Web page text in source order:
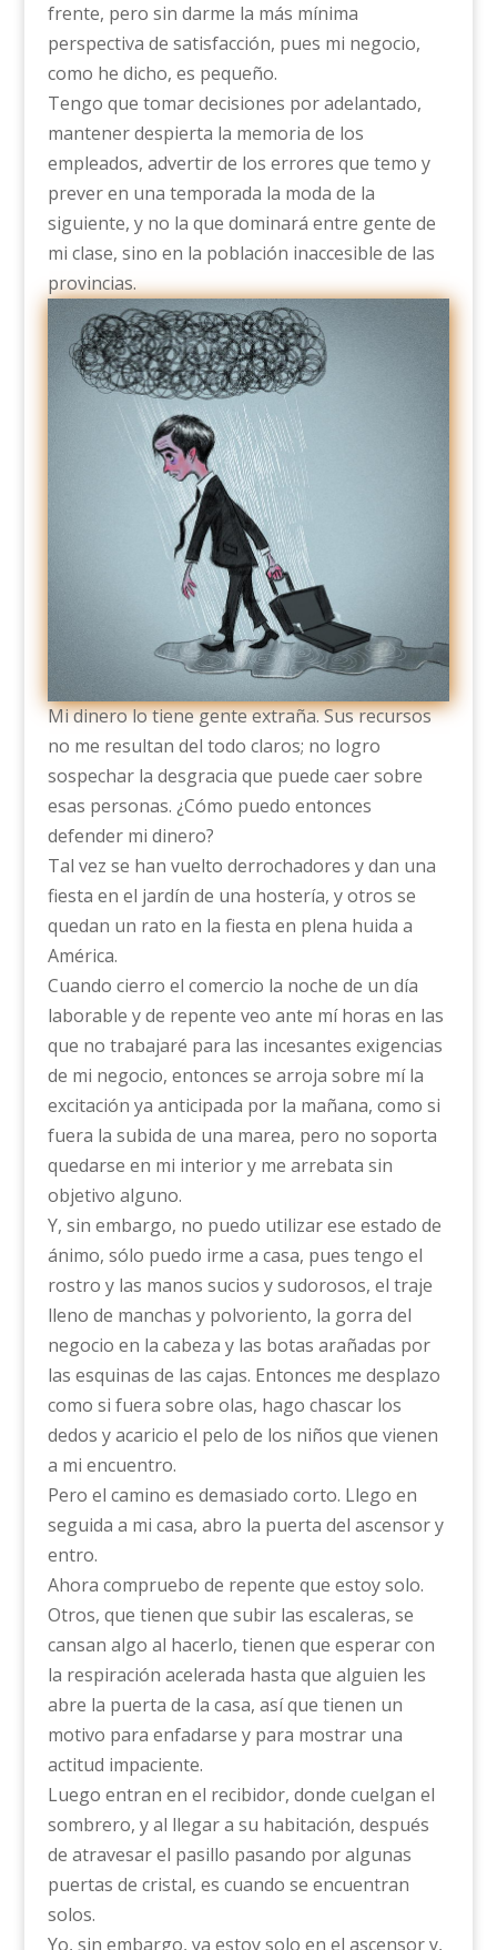
frente, pero sin darme la más mínima
perspectiva de satisfacción, pues mi negocio,
como he dicho, es pequeño.
Tengo que tomar decisiones por adelantado,
mantener despierta la memoria de los
empleados, advertir de los errores que temo y
prever en una temporada la moda de la
siguiente, y no la que dominará entre gente de
mi clase, sino en la población inaccesible de las
provincias.
Mi dinero lo tiene gente extraña. Sus recursos
no me resultan del todo claros; no logro
sospechar la desgracia que puede caer sobre
esas personas. ¿Cómo puedo entonces
defender mi dinero?
Tal vez se han vuelto derrochadores y dan una
fiesta en el jardín de una hostería, y otros se
quedan un rato en la fiesta en plena huida a
América.
Cuando cierro el comercio la noche de un día
laborable y de repente veo ante mí horas en las
que no trabajaré para las incesantes exigencias
de mi negocio, entonces se arroja sobre mí la
excitación ya anticipada por la mañana, como si
fuera la subida de una marea, pero no soporta
quedarse en mi interior y me arrebata sin
objetivo alguno.
Y, sin embargo, no puedo utilizar ese estado de
ánimo, sólo puedo irme a casa, pues tengo el
rostro y las manos sucios y sudorosos, el traje
lleno de manchas y polvoriento, la gorra del
negocio en la cabeza y las botas arañadas por
las esquinas de las cajas. Entonces me desplazo
como si fuera sobre olas, hago chascar los
dedos y acaricio el pelo de los niños que vienen
a mi encuentro.
Pero el camino es demasiado corto. Llego en
seguida a mi casa, abro la puerta del ascensor y
entro.
Ahora compruebo de repente que estoy solo.
Otros, que tienen que subir las escaleras, se
cansan algo al hacerlo, tienen que esperar con
la respiración acelerada hasta que alguien les
abre la puerta de la casa, así que tienen un
motivo para enfadarse y para mostrar una
actitud impaciente.
Luego entran en el recibidor, donde cuelgan el
sombrero, y al llegar a su habitación, después
de atravesar el pasillo pasando por algunas
puertas de cristal, es cuando se encuentran
solos.
Yo, sin embargo, ya estoy solo en el ascensor y,